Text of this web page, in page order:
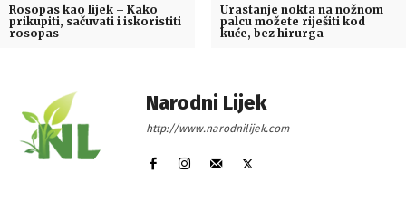
Rosopas kao lijek – Kako
prikupiti, sačuvati i iskoristiti
rosopas
Urastanje nokta na nožnom
palcu možete riješiti kod
kuće, bez hirurga
Narodni Lijek
http://www.narodnilijek.com